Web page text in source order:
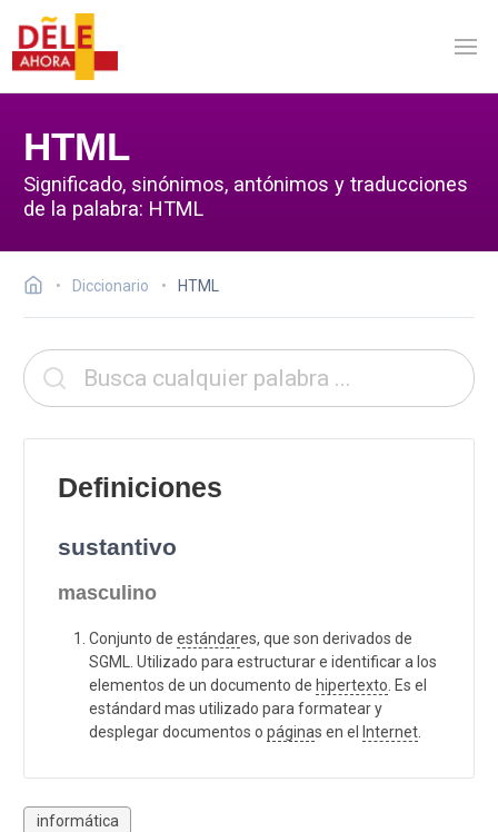
HTML
Significado, sinónimos, antónimos y traducciones
de la palabra: HTML
Diccionario HTML
Definiciones
sustantivo
masculino
Conjunto de estándares, que son derivados de
SGML. Utilizado para estructurar e identificar a los
elementos de un documento de hipertexto . Es el
estándard mas utilizado para formatear y
desplegar documentos o páginas en el Internet
informática